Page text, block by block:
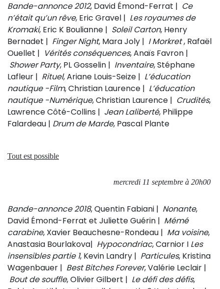
Bande-annonce 2012, David Émond-Ferrat | Ce
n’était qu’un rêve, Eric Gravel | Les royaumes de
Kromaki, Eric K Boulianne | Soleil Carton, Henry
Bernadet | Finger Night, Mara Joly | I Morkret, Rafaël
Ouellet | Vérités conséquences, Anaïs Favron |
Shower Party, PL Gosselin | Inventaire, Stéphane
Lafleur | Rituel, Ariane Louis-Seize | L’éducation
nautique -Film, Christian Laurence | L’éducation
nautique -Numérique, Christian Laurence | Crudités,
Lawrence Côté-Collins | Jean Laliberté, Philippe
Falardeau | Drum de Marde, Pascal Plante
Tout est possible
mercredi 11 septembre à 20h00
Bande-annonce 2018, Quentin Fabiani | Nonante,
David Émond-Ferrat et Juliette Guérin | Mémé
carabine, Xavier Beauchesne-Rondeau | Ma voisine,
Anastasia Bourlakova| Hypocondriac, Carnior I Les
insensibles partie 1, Kevin Landry | Particules, Kristina
Wagenbauer | Best Bitches Forever, Valérie Leclair |
Bout de souffle, Olivier Gilbert | Le défi des défis,